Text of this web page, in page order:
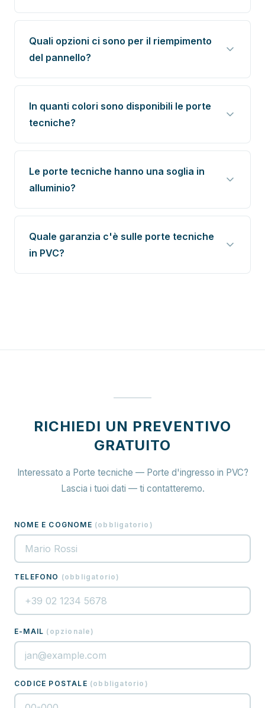
Quali opzioni ci sono per il riempimento
del pannello?
In quanti colori sono disponibili le porte
tecniche?
Le porte tecniche hanno una soglia in
alluminio?
Quale garanzia c'è sulle porte tecniche
in PVC?
RICHIEDI UN PREVENTIVO
GRATUITO
Interessato a Porte tecniche — Porte d'ingresso in PVC?
Lascia i tuoi dati — ti contatteremo.
NOME E COGNOME (obbligatorio )
TELEFONO (obbligatorio )
E-MAIL ( opzionale )
CODICE POSTALE (obbligatorio )